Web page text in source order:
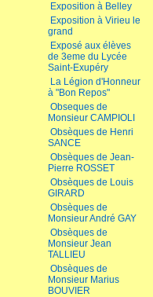
Exposition à Belley
Exposition à Virieu le
grand
Exposé aux élèves
de 3eme du Lycée
Saint-Exupéry
La Légion d'Honneur
à "Bon Repos"
Obseques de
Monsieur CAMPIOLI
Obsèques de Henri
SANCE
Obsèques de Jean-
Pierre ROSSET
Obsèques de Louis
GIRARD
Obsèques de
Monsieur André GAY
Obsèques de
Monsieur Jean
TALLIEU
Obsèques de
Monsieur Marius
BOUVIER